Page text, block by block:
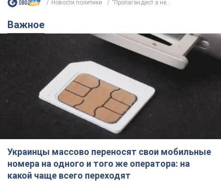
Новости политики "Пропагандист а не...
Важное
Украинцы массово переносят свои мобильные
номера на одного и того же оператора: на
какой чаще всего переходят